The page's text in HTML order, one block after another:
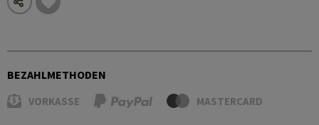
BEZAHLMETHODEN
VORKASSE MASTERCARD